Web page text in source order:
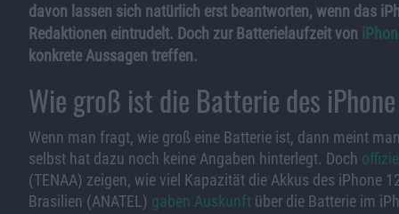
davon lassen sich natürlich erst beantworten, wenn das
Redaktionen eintrudelt. Doch zur Batterielaufzeit von
konkrete Aussagen treffen.
Wie groß ist die Batterie des
Wenn man fragt, wie groß eine Batterie ist, dann meint
selbst hat dazu noch keine Angaben hinterlegt. Doch
(TENAA) zeigen, wie viel Kapazität die Akkus des iPhone
Brasilien (ANATEL) gaben Auskunft über die Batterie im